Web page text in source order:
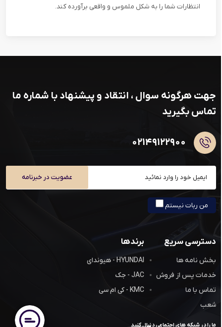
انتظارات شما را به شکل ملموس و واقعی برآورده کند.
جهت هرگونه سوال ، انتقاد و پیشنهاد با شماره ما
تماس بگیرید
۰۲۱۴۹۱۲۲۹۰۰
عضویت در خبرنامه
من ربات نیستم
دسترسی سریع
بخش نامه ها
خدمات پس از فروش
تماس با ما
شعب
برندها
HYUNDAI - هیوندای
JAC - جک
KMC - کی ام سی
ما را در شبکه های اجتماعی دنبال کنید